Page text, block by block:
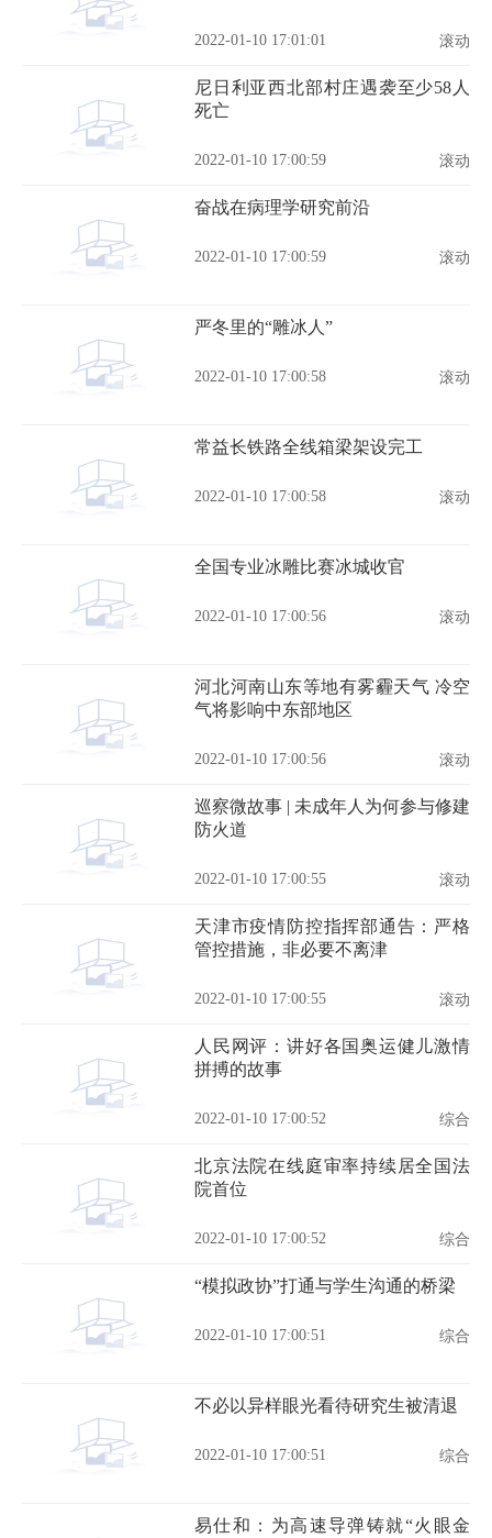
2022-01-10 17:01:01 滚动
尼日利亚西北部村庄遇袭至少58人
死亡
2022-01-10 17:00:59 滚动
奋战在病理学研究前沿
2022-01-10 17:00:59 滚动
严冬里的“雕冰人”
2022-01-10 17:00:58 滚动
常益长铁路全线箱梁架设完工
2022-01-10 17:00:58 滚动
全国专业冰雕比赛冰城收官
2022-01-10 17:00:56 滚动
河北河南山东等地有雾霾天气 冷空
气将影响中东部地区
2022-01-10 17:00:56 滚动
巡察微故事 | 未成年人为何参与修建
防火道
2022-01-10 17:00:55 滚动
天津市疫情防控指挥部通告：严格
管控措施，非必要不离津
2022-01-10 17:00:55 滚动
人民网评：讲好各国奥运健儿激情
拼搏的故事
2022-01-10 17:00:52 综合
北京法院在线庭审率持续居全国法
院首位
2022-01-10 17:00:52 综合
“模拟政协”打通与学生沟通的桥梁
2022-01-10 17:00:51 综合
不必以异样眼光看待研究生被清退
2022-01-10 17:00:51 综合
易仕和：为高速导弹铸就“火眼金